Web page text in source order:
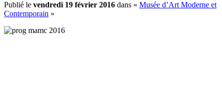
Publié le vendredi 19 février 2016 dans « Musée d’Art Moderne et
Contemporain »